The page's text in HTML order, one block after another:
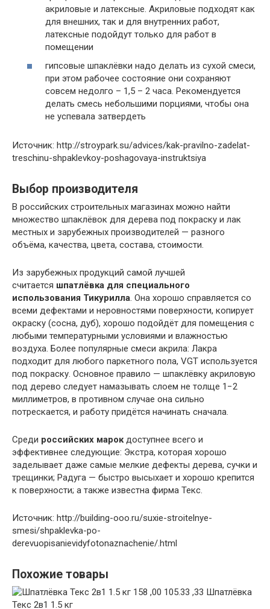
акриловые и латексные. Акриловые подходят как
для внешних, так и для внутренних работ,
латексные подойдут только для работ в
помещении
гипсовые шпаклёвки надо делать из сухой смеси,
при этом рабочее состояние они сохраняют
совсем недолго – 1,5 – 2 часа. Рекомендуется
делать смесь небольшими порциями, чтобы она
не успевала затвердеть
Источник: http://stroypark.su/advices/kak-pravilno-zadelat-
treschinu-shpaklevkoy-poshagovaya-instruktsiya
Выбор производителя
В российских строительных магазинах можно найти
множество шпаклёвок для дерева под покраску и лак
местных и зарубежных производителей — разного
объёма, качества, цвета, состава, стоимости.
Из зарубежных продукций самой лучшей
считается шпатлёвка для специального
использования Тикурилла. Она хорошо справляется со
всеми дефектами и неровностями поверхности, копирует
окраску (сосна, дуб), хорошо подойдёт для помещения с
любыми температурными условиями и влажностью
воздуха. Более популярные смеси акрила: Лакра
подходит для любого паркетного пола, VGT используется
под покраску. Основное правило — шпаклёвку акриловую
под дерево следует намазывать слоем не толще 1−2
миллиметров, в противном случае она сильно
потрескается, и работу придётся начинать сначала.
Среди российских марокдоступнее всего и
эффективнее следующие: Экстра, которая хорошо
заделывает даже самые мелкие дефекты дерева, сучки и
трещинки; Радуга — быстро высыхает и хорошо крепится
к поверхности; а также известна фирма Текс.
Источник: http://building-ooo.ru/suxie-stroitelnye-
smesi/shpaklevka-po-
derevuopisanievidyfotonaznachenie/.html
Похожие товары
158 ,00 105.33 ,33 Шпатлёвка
Текс 2в1 1.5 кг